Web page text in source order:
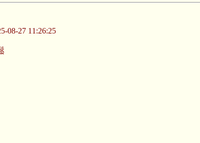
08-27 11:26:25